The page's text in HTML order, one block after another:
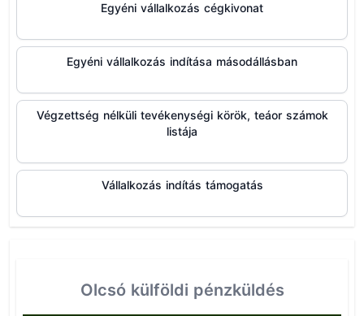
Egyéni vállalkozás cégkivonat
Egyéni vállalkozás indítása másodállásban
Végzettség nélküli tevékenységi körök, teáor számok
listája
Vállalkozás indítás támogatás
Olcsó külföldi pénzküldés